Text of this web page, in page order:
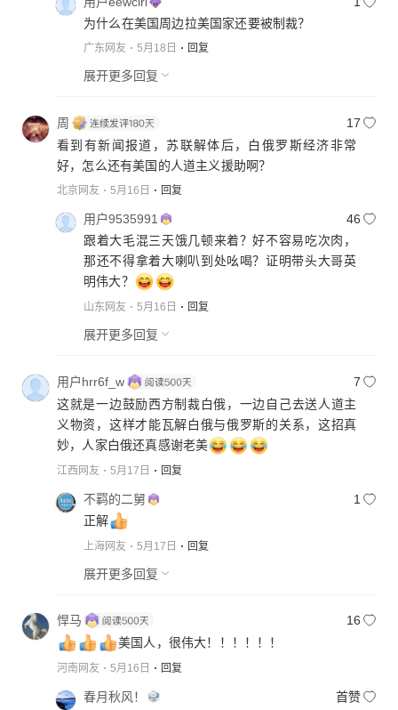
为什么在美国周边拉美国家还要被制裁？
广东网友 5月18日 回复
展开更多回复
周
17
看到有新闻报道，苏联解体后，白俄罗斯经济非常
好，怎么还有美国的人道主义援助啊？
北京网友 5月16日 回复
用户9535991
46
跟着大毛混三天饿几顿来着？好不容易吃次肉，
那还不得拿着大喇叭到处吆喝？证明带头大哥英
明伟大？
山东网友 5月16日 回复
展开更多回复
用户hrr6f_w
7
这就是一边鼓励西方制裁白俄，一边自己去送人道主
义物资，这样才能瓦解白俄与俄罗斯的关系，这招真
妙，人家白俄还真感谢老美
江西网友 5月17日 回复
不羁的二舅
1
正解
上海网友 5月17日 回复
展开更多回复
悍马
16
美国人，很伟大！！！！！！
河南网友 5月16日 回复
春月秋风！
首赞